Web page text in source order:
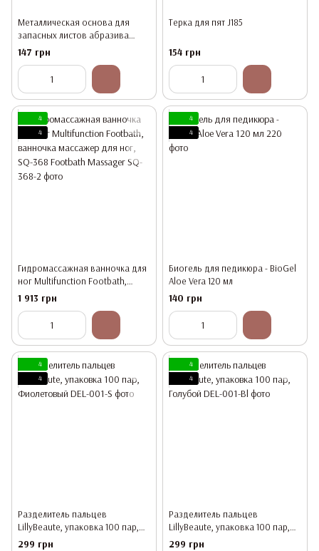
Металлическая основа для
запасных листов абразива
(пемза) С 002 i152 J91
147 грн
Терка для пят J185
154 грн
4
4
Гидромассажная ванночка для
ног Multifunction Footbath,
ванночка массажер для ног,
SQ-368 Footbath Massager
1 913 грн
4
4
Биогель для педикюра - BioGel
Aloe Vera 120 мл
140 грн
4
4
Разделитель пальцев
LillyBeaute, упаковка 100 пар,
Фиолетовый
299 грн
4
4
Разделитель пальцев
LillyBeaute, упаковка 100 пар,
Голубой
299 грн